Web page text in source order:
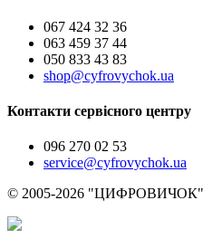
067 424 32 36
063 459 37 44
050 833 43 83
shop@cyfrovychok.ua
Контакти сервісного центру
096 270 02 53
service@cyfrovychok.ua
© 2005-2026 "ЦИФРОВИЧОК"